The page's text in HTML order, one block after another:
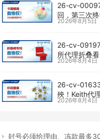
26-cv-
回，第三次
乎被遗忘的
全面来袭
2026年8月5日
26-cv-
所代理折叠
专利维权，11
2026年8月4日
26-cv-
殃！Keith代
师Elvira
2026年8月4日
封号必须给理由、冻款最多